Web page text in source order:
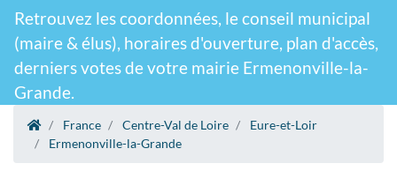
Retrouvez les coordonnées, le conseil municipal
(maire & élus), horaires d'ouverture, plan d'accès,
derniers votes de votre mairie Ermenonville-la-
Grande.
France Centre-Val de Loire
Eure-et-Loir
Ermenonville-la-Grande